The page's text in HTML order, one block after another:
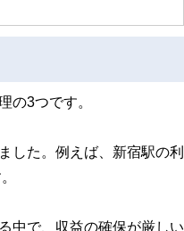
の3つです。
した。例えば、新宿駅の利
中で、収益の確保が厳しい